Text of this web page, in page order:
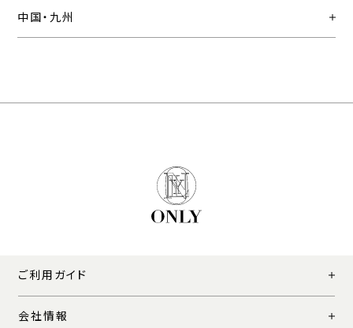
中国・九州
ご利用ガイド
会社情報